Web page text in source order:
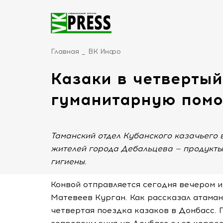
Главная ВК Инфо
Казаки в
гуманитарную
Таманский отдел Кубанского
жителей города Дебальцева —
гигиены.
Конвой отправляется сегодня вечером
Матевеев Курган. Как рассказал
четвертая поездка казаков в